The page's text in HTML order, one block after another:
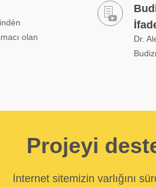
olan
Dr.
Projeyi
İnternet sitemizin varlığını